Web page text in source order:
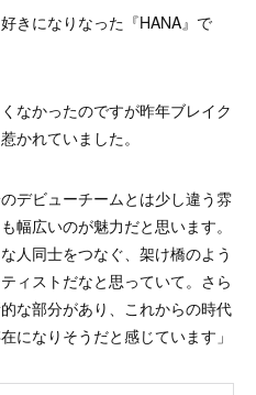
きになりなった『HANA』で
なかったのですが昨年ブレイク
かれていました。
デビューチームとは少し違う雰
幅広いのが魅力だと思います。
人同士をつなぐ、架け橋のよう
ィストだなと思っていて。さら
な部分があり、これからの時代
になりそうだと感じています」